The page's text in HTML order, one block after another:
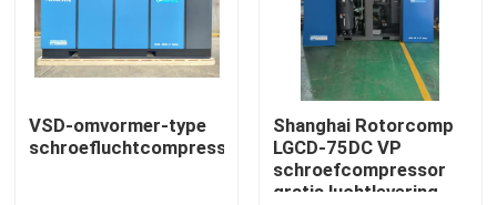
VSD-omvormer-type
schroefluchtcompressor
Shanghai Rotorcomp
LGCD-75DC VP
schroefcompressor
gratis luchtlevering